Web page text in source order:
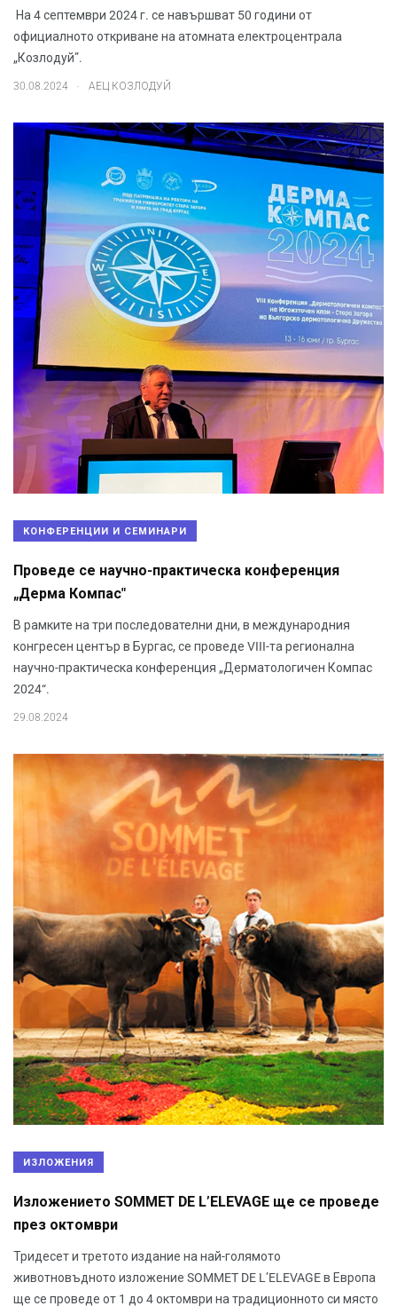
На 4 септември 2024 г. се навършват 50 години от
официалното откриване на атомната електроцентрала
„Козлодуй”.
30.08.2024 . АЕЦ КОЗЛОДУЙ
КОНФЕРЕНЦИИ И СЕМИНАРИ
Проведе се научно-практическа конференция
„Дерма Компас"
В рамките на три последователни дни, в международния
конгресен център в Бургас, се проведе VIII-та регионална
научно-практическа конференция „Дерматологичен Компас
2024“.
29.08.2024
ИЗЛОЖЕНИЯ
Изложението SOMMET DE L’ELEVAGE ще се проведе
през октомври
Тридесет и третото издание на най-голямото
животновъдното изложение SOMMET DE L’ELEVAGE в Европа
ще се проведе от 1 до 4 октомври на традиционното си място